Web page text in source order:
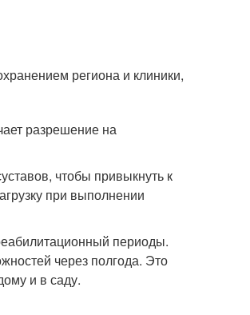
региона и клиники,
разрешение на
чтобы привыкнуть к
при выполнении
периоды.
через полгода. Это
и в саду.